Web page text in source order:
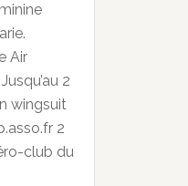
Air
2
wingsuit
2
club du